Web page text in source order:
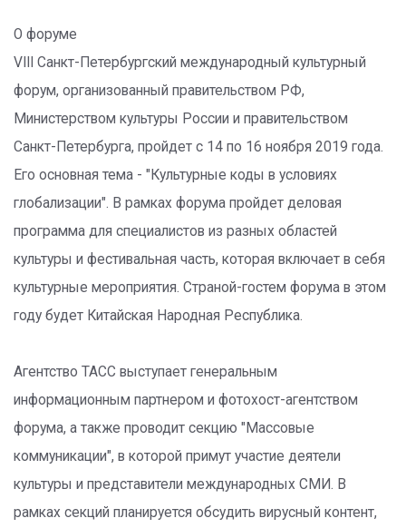
О форуме
VIII Санкт-Петербургский международный культурный
форум, организованный правительством РФ,
Министерством культуры России и правительством
Санкт-Петербурга, пройдет с 14 по 16 ноября 2019 года.
Его основная тема - "Культурные коды в условиях
глобализации". В рамках форума пройдет деловая
программа для специалистов из разных областей
культуры и фестивальная часть, которая включает в себя
культурные мероприятия. Страной-гостем форума в этом
году будет Китайская Народная Республика.
Агентство ТАСС выступает генеральным
информационным партнером и фотохост-агентством
форума, а также проводит секцию "Массовые
коммуникации", в которой примут участие деятели
культуры и представители международных СМИ. В
рамках секций планируется обсудить вирусный контент,